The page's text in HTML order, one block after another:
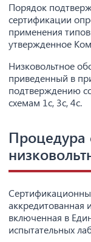
Порядок
сертификации
применения
утвержденное
Низковольтное
приведенный в
подтверждению
схемам 1с, 3с, 4с.
Процедура
аккредитованная
включенная в
испытательных